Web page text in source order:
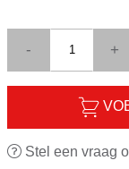
- +
Stel een vraag